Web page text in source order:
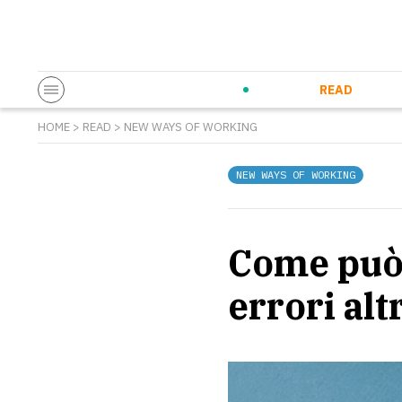
READ
HOME > READ > NEW WAYS OF WORKING
NEW WAYS OF WORKING
Come
errori